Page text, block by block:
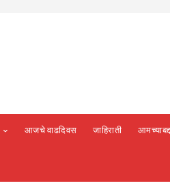
आजचे वाढदिवस जाहिराती